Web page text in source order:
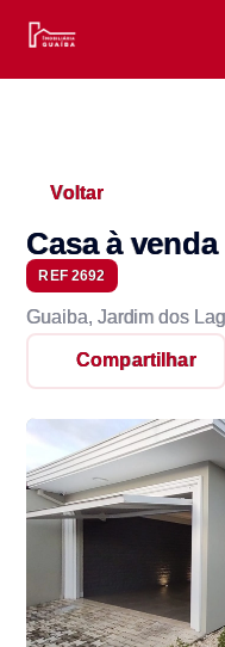
Voltar
Casa à venda
REF 2692
Guaiba, Jardim dos
Compartilhar